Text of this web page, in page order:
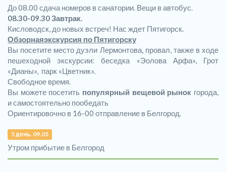
До 08.00 сдача номеров в санатории. Вещи в автобус.
08.30-09.30 Завтрак.
Кисловодск, до новых встреч! Нас ждет Пятигорск.
Обзорнаяэкскурсия по Пятигорску
Вы посетите место дуэли Лермонтова, провал, также в ходе
пешеходной экскурсии: беседка «Эолова Арфа», Грот
«Дианы», парк «Цветник».
Свободное время.
Вы можете посетить популярный вещевой рынок города,
и самостоятельно пообедать
Ориентировочно в 16-00 отправление в Белгород.
5 день. 09.05
Утром прибытие в Белгород